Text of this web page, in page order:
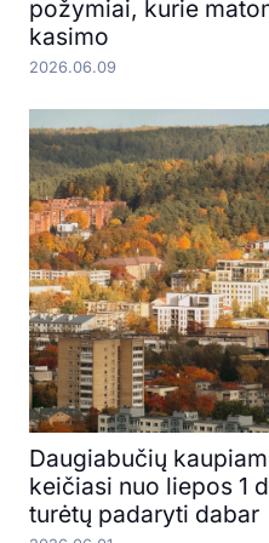
požymiai, kurie
kasimo
2026.06.09
Daugiabučių
keičiasi nuo liepos 1
turėtų padaryti dabar